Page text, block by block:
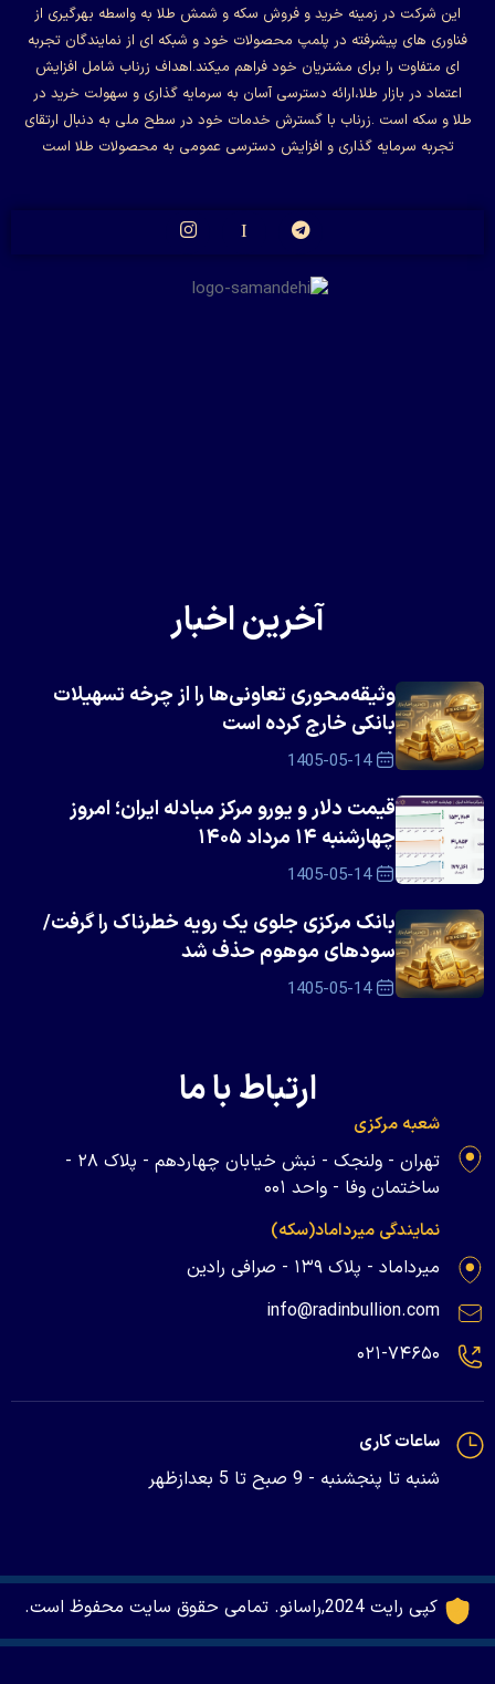
این شرکت در زمینه خرید و فروش سکه و شمش طلا به واسطه بهرگیری از
فناوری های پیشرفته در پلمپ محصولات خود و شبکه ای از نمایندگان تجربه
ای متفاوت را برای مشتریان خود فراهم میکند.اهداف زرناب شامل افزایش
اعتماد در بازار طلا،ارائه دسترسی آسان به سرمایه گذاری و سهولت خرید در
طلا و سکه است .زرناب با گسترش خدمات خود در سطح ملی به دنبال ارتقای
تجربه سرمایه گذاری و افزایش دسترسی عمومی به محصولات طلا است
آخرین اخبار
وثیقه‌محوری تعاونی‌ها را از چرخه تسهیلات
بانکی خارج کرده است
1405-05-14
قیمت دلار و یورو مرکز مبادله ایران؛ امروز
چهارشنبه ۱۴ مرداد ۱۴۰۵
1405-05-14
بانک مرکزی جلوی یک رویه خطرناک را گرفت/
سود‌های موهوم حذف شد
1405-05-14
ارتباط با ما
شعبه مرکزی
تهران - ولنجک - نبش خیابان چهاردهم - پلاک ۲۸ -
ساختمان وفا - واحد ۰۰۱
نمایندگی میرداماد(سکه)
میرداماد - پلاک ۱۳۹ - صرافی رادین
info@radinbullion.com
۰۲۱-۷۴۶۵۰
ساعات کاری
شنبه تا پنجشنبه - 9 صبح تا 5 بعدازظهر
کپی رایت 2024,راسانو. تمامی حقوق سایت محفوظ است.